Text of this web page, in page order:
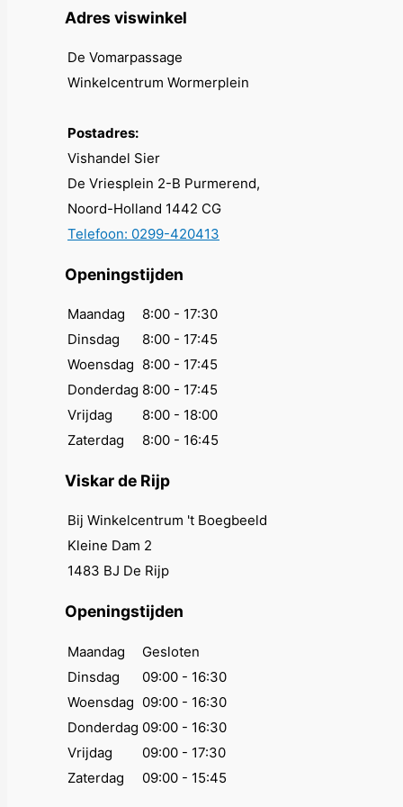
productpagina
Adres viswinkel
De Vomarpassage
Winkelcentrum Wormerplein
Postadres:
Vishandel Sier
De Vriesplein 2-B Purmerend,
Noord-Holland 1442 CG
Telefoon: 0299-420413
Openingstijden
Maandag
8:00 - 17:30
Dinsdag
8:00 - 17:45
Woensdag 8:00 - 17:45
Donderdag 8:00 - 17:45
Vrijdag
8:00 - 18:00
Zaterdag
8:00 - 16:45
Viskar de Rijp
Bij Winkelcentrum 't Boegbeeld
Kleine Dam 2
1483 BJ De Rijp
Openingstijden
Maandag
Gesloten
Dinsdag
09:00 - 16:30
Woensdag 09:00 - 16:30
Donderdag 09:00 - 16:30
Vrijdag
09:00 - 17:30
Zaterdag
09:00 - 15:45